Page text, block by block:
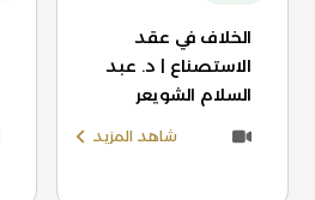
الخلاف في عقد
الاستصناع | د. عبد
السلام الشويعر
شاهد المزيد